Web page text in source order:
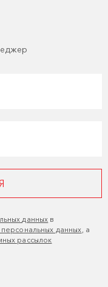
данных в
данных , а
рассылок